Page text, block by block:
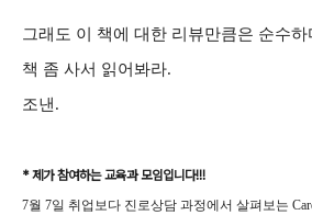
그래도 이 책에 대한 리뷰만큼은 순수하
책 좀 사서 읽어봐라.
조낸.
* 제가 참여하는 교육과 모임입니다!!!
7월 7일 취업보다 진로상담 과정에서 살펴보는